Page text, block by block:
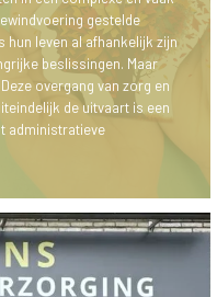
gestelde
hun leven al afhankelijk zijn
beslissingen. Maar
overgang van zorg en
de uitvaart is een
administratieve